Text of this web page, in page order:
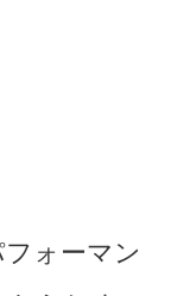
ォーマン